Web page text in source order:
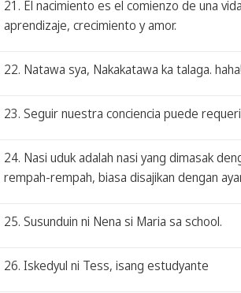
21. El nacimiento es el comienzo de una
aprendizaje, crecimiento y amor.
22. Natawa sya, Nakakatawa ka talaga. haha!
23. Seguir nuestra conciencia puede
24. Nasi uduk adalah nasi yang dimasak
rempah-rempah, biasa disajikan dengan
25. Susunduin ni Nena si Maria sa school.
26. Iskedyul ni Tess, isang estudyante